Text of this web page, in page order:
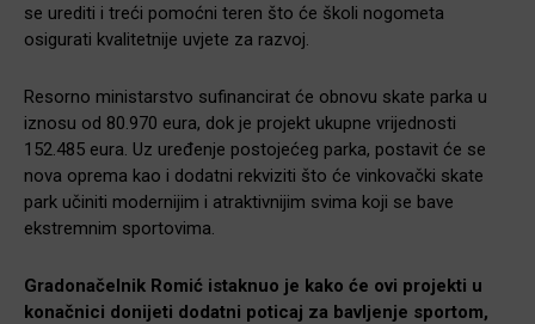
se urediti i treći pomoćni teren što će školi nogometa
osigurati kvalitetnije uvjete za razvoj.
Resorno ministarstvo sufinancirat će obnovu skate parka u
iznosu od 80.970 eura, dok je projekt ukupne vrijednosti
152.485 eura. Uz uređenje postojećeg parka, postavit će se
nova oprema kao i dodatni rekviziti što će vinkovački skate
park učiniti modernijim i atraktivnijim svima koji se bave
ekstremnim sportovima.
Gradonačelnik Romić istaknuo je kako će ovi projekti u
konačnici donijeti dodatni poticaj za bavljenje sportom,